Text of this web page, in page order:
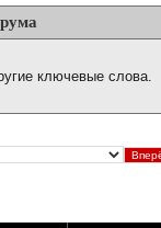
ключевые слова.